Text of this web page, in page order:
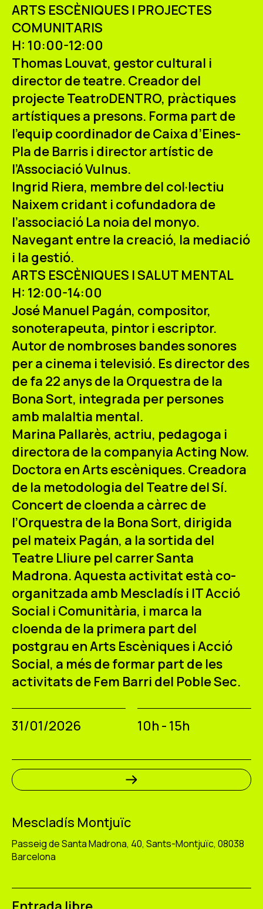
ARTS ESCÈNIQUES I PROJECTES
COMUNITARIS
H: 10:00-12:00
Thomas Louvat, gestor cultural i
director de teatre. Creador del
projecte TeatroDENTRO, pràctiques
artístiques a presons. Forma part de
l’equip coordinador de Caixa d’Eines-
Pla de Barris i director artístic de
l’Associació Vulnus.
Ingrid Riera, membre del col·lectiu
Naixem cridant i cofundadora de
l’associació La noia del monyo.
Navegant entre la creació, la mediació
i la gestió.
ARTS ESCÈNIQUES I SALUT MENTAL
H: 12:00-14:00
José Manuel Pagán, compositor,
sonoterapeuta, pintor i escriptor.
Autor de nombroses bandes sonores
per a cinema i televisió. Es director des
de fa 22 anys de la Orquestra de la
Bona Sort, integrada per persones
amb malaltia mental.
Marina Pallarès, actriu, pedagoga i
directora de la companyia Acting Now.
Doctora en Arts escèniques. Creadora
de la metodologia del Teatre del Sí.
Concert de cloenda a càrrec de
l’Orquestra de la Bona Sort, dirigida
pel mateix Pagán, a la sortida del
Teatre Lliure pel carrer Santa
Madrona. Aquesta activitat està co-
organitzada amb Mescladís i IT Acció
Social i Comunitària, i marca la
cloenda de la primera part del
postgrau en Arts Escèniques i Acció
Social, a més de formar part de les
activitats de Fem Barri del Poble Sec.
31/01/2026 10h - 15h
Mescladís Montjuïc
Passeig de Santa Madrona, 40, Sants-Montjuïc, 08038
Barcelona